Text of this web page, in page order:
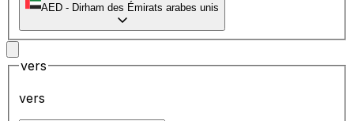
AED - Dirham des Émirats arabes unis
vers
vers